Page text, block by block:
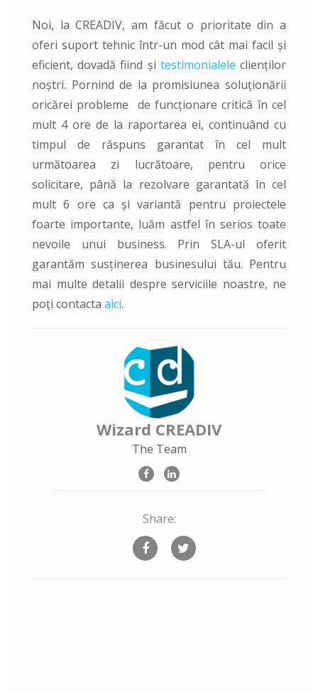
Noi, la CREADIV, am făcut o prioritate din a
oferi suport tehnic într-un mod cât mai facil și
eficient, dovadă fiind și testimonialele clienților
noștri. Pornind de la promisiunea soluționării
oricărei probleme de funcționare critică în cel
mult 4 ore de la raportarea ei, continuând cu
timpul de răspuns garantat în cel mult
următoarea zi lucrătoare, pentru orice
solicitare, până la rezolvare garantată în cel
mult 6 ore ca și variantă pentru proiectele
foarte importante, luăm astfel în serios toate
nevoile unui business. Prin SLA-ul oferit
garantăm susținerea businesului tău. Pentru
mai multe detalii despre serviciile noastre, ne
poți contacta aici.
Wizard CREADIV
The Team
Share: